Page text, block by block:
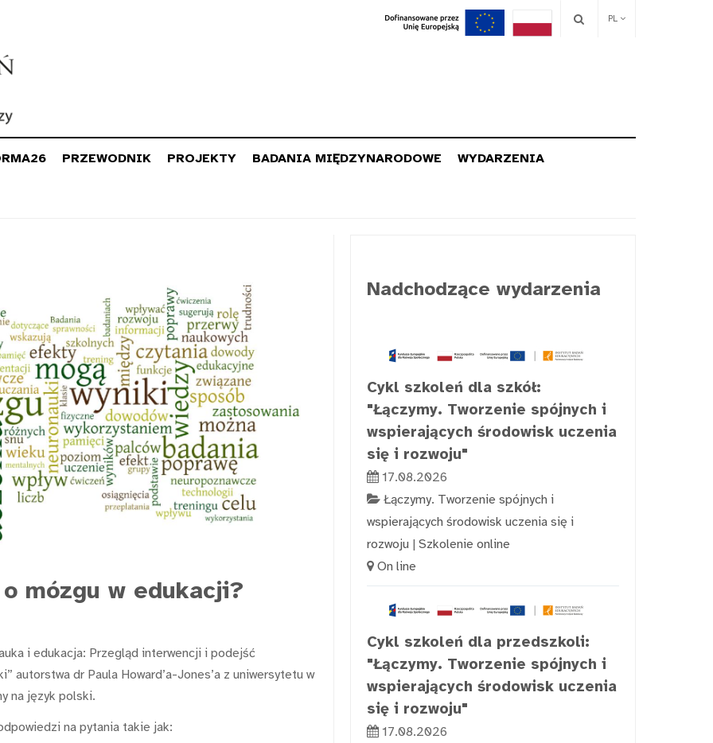
PL
PRZEWODNIK PROJEKTY BADANIA MIĘDZYNARODOWE WYDARZENIA
mózgu w edukacji?
i edukacja: Przegląd interwencji i podejść
autorstwa dr Paula Howard’a-Jones’a z uniwersytetu w
na język polski.
na pytania takie jak:
Nadchodzące wydarzenia
Cykl szkoleń dla szkół:
"Łączymy. Tworzenie spójnych i
wspierających środowisk uczenia
się i rozwoju"
17.08.2026
Łączymy. Tworzenie spójnych i
wspierających środowisk uczenia się i
rozwoju | Szkolenie online
On line
Cykl szkoleń dla przedszkoli:
"Łączymy. Tworzenie spójnych i
wspierających środowisk uczenia
się i rozwoju"
17.08.2026